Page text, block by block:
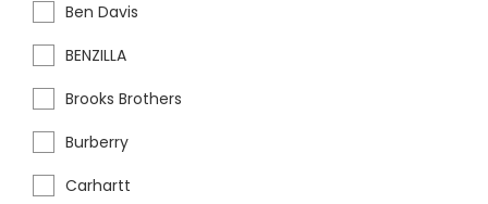
Ben Davis
BENZILLA
Brooks Brothers
Burberry
Carhartt